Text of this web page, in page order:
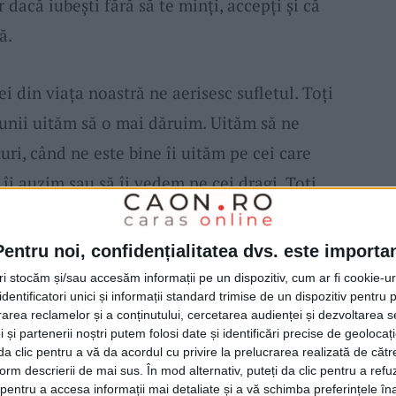
noi, confidențialitatea dvs. este
stocăm și/sau accesăm informații pe un dispozitiv, cum ar fi cookie-
unici și informații standard trimise de un dispozitiv pentru
reclamelor și a conținutului, cercetarea audienței și dezvoltarea
și partenerii noștri putem folosi date și identificări precise de
clic pentru a vă da acordul cu privire la prelucrarea realizată de
descrierii de mai sus. În mod alternativ, puteți da clic pentru a
a accesa informații mai detaliate și a vă schimba preferințele
iubeşti fără să te minţi, accepţi şi că
din viaţa noastră ne aerisesc sufletul. Toţi
uităm să o mai dăruim. Uităm să ne
când ne este bine îi uităm pe cei care
auzim sau să îi vedem pe cei dragi. Toţi
în toate formele ei, dar ne este necesară
care cer curaj, în clipele care cer
certitudini.
oricând, ne amintim deiubire,vorbim
să fie mereu în jurul nostru, în noi, în
e simplă. Uneori estesărutulfurat,